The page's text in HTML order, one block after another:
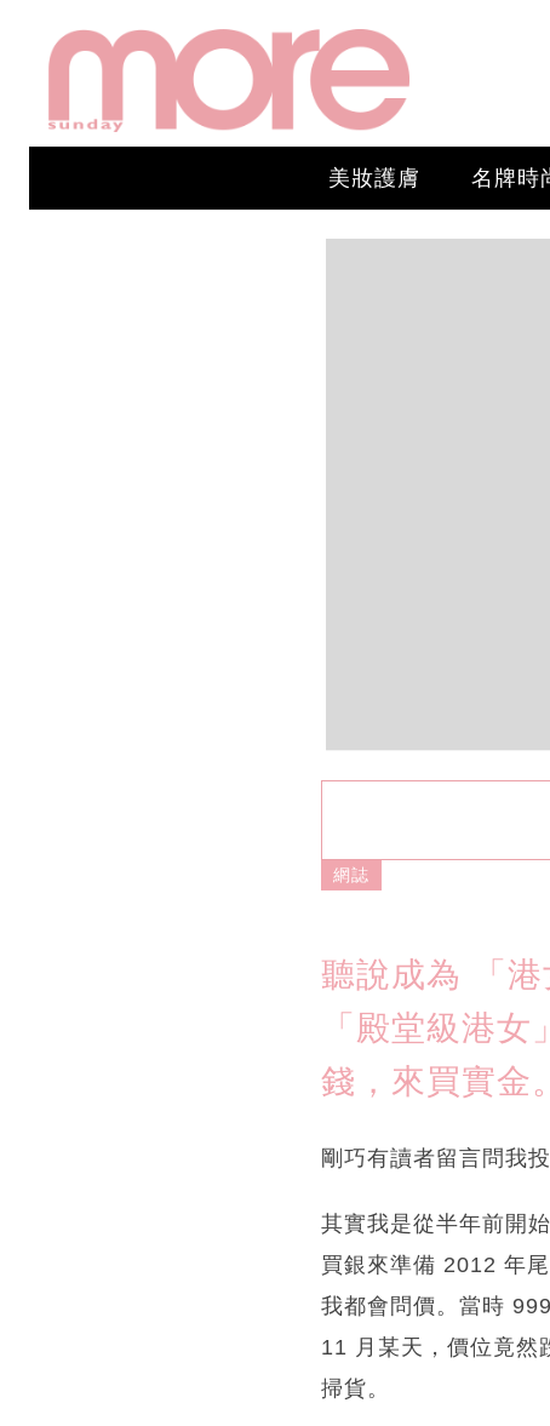
美妝護膚 名牌時
網誌
聽說成為 「
「殿堂級港
錢，來買實金。
剛巧有讀者留言問我
其實我是從半年前開
買銀來準備 2012 年
我都會問價。當時
11 月某天，價位竟然
掃貨。